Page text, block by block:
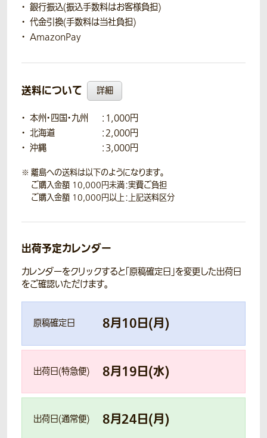
銀行振込(振込手数料はお客様負担)
代金引換(手数料は当社負担)
AmazonPay
送料について 詳細
本州・四国・九州
：1,000円
北海道
：2,000円
沖縄
：3,000円
離島への送料は以下のようになります。
ご購入金額 10,000円未満：実費ご負担
ご購入金額 10,000円以上：上記送料区分
出荷予定カレンダー
カレンダーをクリックすると「原稿確定日」を変更した出荷日
をご確認いただけます。
原稿確定日 8月10日(月)
出荷日(特急便) 8月19日(水)
出荷日(通常便) 8月24日(月)